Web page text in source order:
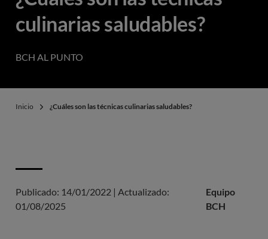
culinarias saludables?
BCH AL PUNTO
Inicio ¿Cuáles son las técnicas culinarias saludables?
Publicado: 14/01/2022 | Actualizado:
01/08/2025
Equipo
BCH